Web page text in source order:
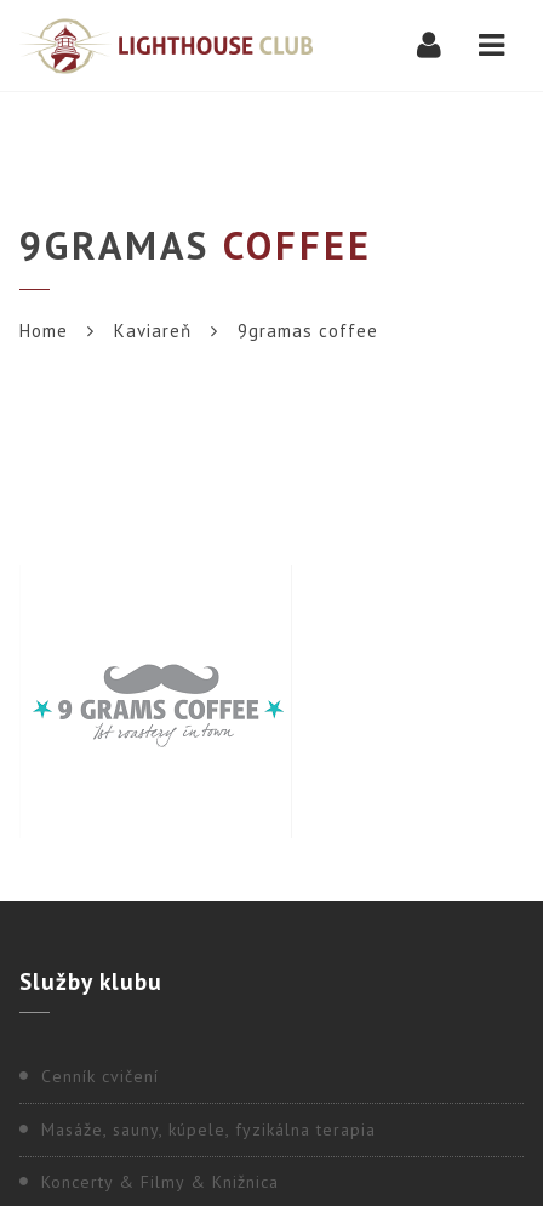
9GRAMAS COFFEE
Home Kaviareň 9gramas coffee
Službyklubu
Cenník cvičení
Masáže, sauny, kúpele, fyzikálna terapia
Koncerty & Filmy & Knižnica